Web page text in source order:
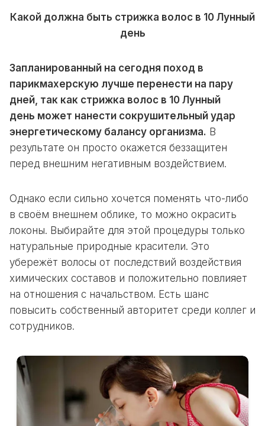
Какой должна быть стрижка волос в 10 Лунный
день
Запланированный на сегодня поход в
парикмахерскую лучше перенести на пару
дней, так как стрижка волос в 10 Лунный
день может нанести сокрушительный удар
энергетическому балансу организма. В
результате он просто окажется беззащитен
перед внешним негативным воздействием.
Однако если сильно хочется поменять что-либо
в своём внешнем облике, то можно окрасить
локоны. Выбирайте для этой процедуры только
натуральные природные красители. Это
убережёт волосы от последствий воздействия
химических составов и положительно повлияет
на отношения с начальством. Есть шанс
повысить собственный авторитет среди коллег и
сотрудников.